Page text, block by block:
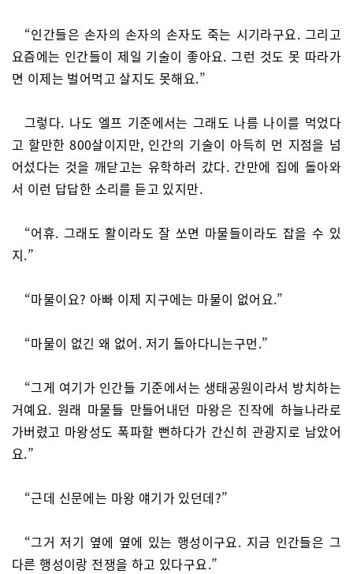
“인간들은 손자의 손자의 손자도 죽는 시기라구요. 그리고
요즘에는 인간들이 제일 기술이 좋아요. 그런 것도 못 따라가
면 이제는 벌어먹고 살지도 못해요.”
그렇다. 나도 엘프 기준에서는 그래도 나름 나이를 먹었다
고 할만한 800살이지만, 인간의 기술이 아득히 먼 지점을 넘
어섰다는 것을 깨닫고는 유학하러 갔다. 간만에 집에 돌아와
서 이런 답답한 소리를 듣고 있지만.
“어휴. 그래도 활이라도 잘 쏘면 마물들이라도 잡을 수 있
지.”
“마물이요? 아빠 이제 지구에는 마물이 없어요.”
“마물이 없긴 왜 없어. 저기 돌아다니는구먼.”
“그게 여기가 인간들 기준에서는 생태공원이라서 방치하는
거예요. 원래 마물들 만들어내던 마왕은 진작에 하늘나라로
가버렸고 마왕성도 폭파할 뻔하다가 간신히 관광지로 남았어
요.”
“근데 신문에는 마왕 얘기가 있던데?”
“그거 저기 옆에 옆에 있는 행성이구요. 지금 인간들은 그
다른 행성이랑 전쟁을 하고 있다구요.”